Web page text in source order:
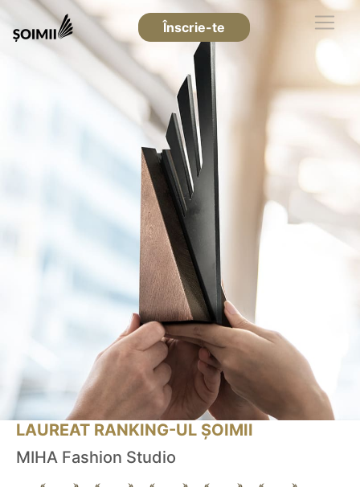
Înscrie-te
LAUREAT RANKING-UL ȘOIMII
MIHA Fashion Studio